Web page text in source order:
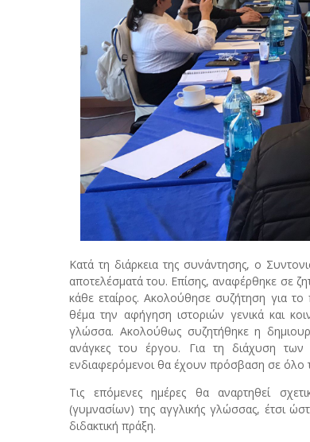
Κατά τη διάρκεια της συνάντησης, ο
αποτελέσματά του. Επίσης, αναφέρθηκε σε
κάθε εταίρος. Ακολούθησε συζήτηση για
θέμα την αφήγηση ιστοριών γενικά και
γλώσσα. Ακολούθως συζητήθηκε η
ανάγκες του έργου. Για τη διάχυση των
ενδιαφερόμενοι θα έχουν πρόσβαση σε όλο
Τις επόμενες ημέρες θα αναρτηθεί
(γυμνασίων) της αγγλικής γλώσσας, έτσι
διδακτική πράξη.